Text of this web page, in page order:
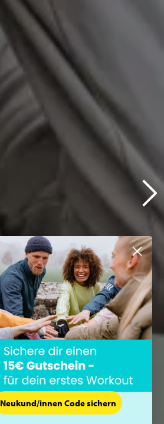
Neukund/innen Code sichern